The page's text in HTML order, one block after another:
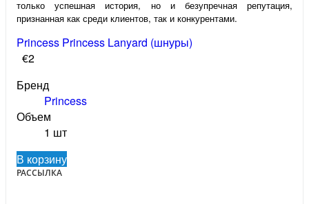
только успешная история, но и безупречная репутация,
признанная как среди клиентов, так и конкурентами.
Princess Princess Lanyard (шнуры)
€2
Бренд
Princess
Объем
1 шт
В корзину
РАССЫЛКА